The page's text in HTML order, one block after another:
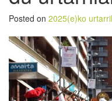
Posted on 2025(e)ko